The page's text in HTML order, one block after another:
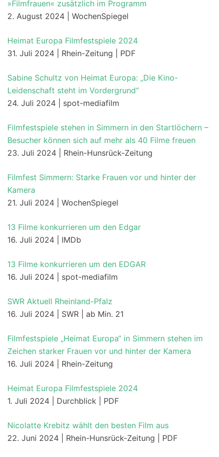
»Filmfrauen« zusätzlich im Programm
2. August 2024 | WochenSpiegel
Heimat Europa Filmfestspiele 2024
31. Juli 2024 | Rhein-Zeitung | PDF
Sabine Schultz von Heimat Europa: „Die Kino-
Leidenschaft steht im Vordergrund“
24. Juli 2024 | spot-mediafilm
Filmfestspiele stehen in Simmern in den Startlöchern –
Besucher können sich auf mehr als 40 Filme freuen
23. Juli 2024 | Rhein-Hunsrück-Zeitung
Filmfest Simmern: Starke Frauen vor und hinter der
Kamera
21. Juli 2024 | WochenSpiegel
13 Filme konkurrieren um den Edgar
16. Juli 2024 | IMDb
13 Filme konkurrieren um den EDGAR
16. Juli 2024 | spot-mediafilm
SWR Aktuell Rheinland-Pfalz
16. Juli 2024 | SWR | ab Min. 21
Filmfestspiele „Heimat Europa“ in Simmern stehen im
Zeichen starker Frauen vor und hinter der Kamera
16. Juli 2024 | Rhein-Zeitung
Heimat Europa Filmfestspiele 2024
1. Juli 2024 | Durchblick | PDF
Nicolatte Krebitz wählt den besten Film aus
22. Juni 2024 | Rhein-Hunsrück-Zeitung | PDF